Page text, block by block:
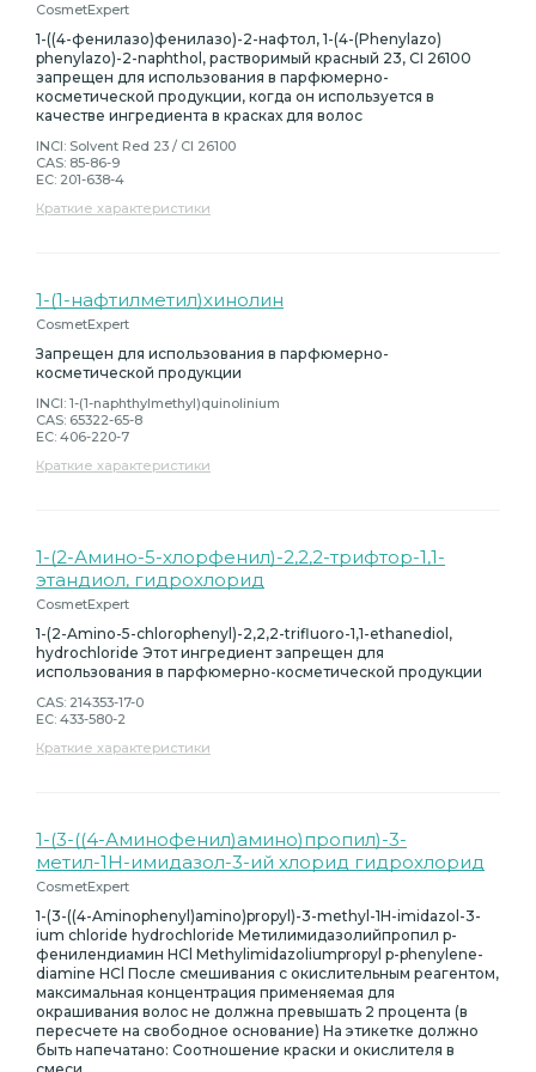
CosmetExpert
1-((4-фенилазо)фенилазо)-2-нафтол, 1-(4-(Phenylazo)
phenylazo)-2-naphthol, растворимый красный 23, CI 26100
запрещен для использования в парфюмерно-
косметической продукции, когда он используется в
качестве ингредиента в красках для волос
INCI: Solvent Red 23 / CI 26100
CAS: 85-86-9
EC: 201-638-4
Краткие характеристики
1-(1-нафтилметил)хинолин
CosmetExpert
Запрещен для использования в парфюмерно-
косметической продукции
INCI: 1-(1-naphthylmethyl)quinolinium
CAS: 65322-65-8
EC: 406-220-7
Краткие характеристики
1-(2-Амино-5-хлорфенил)-2,2,2-трифтор-1,1-
этандиол, гидрохлорид
CosmetExpert
1-(2-Amino-5-chlorophenyl)-2,2,2-trifluoro-1,1-ethanediol,
hydrochloride Этот ингредиент запрещен для
использования в парфюмерно-косметической продукции
CAS: 214353-17-0
EC: 433-580-2
Краткие характеристики
1-(3-((4-Аминофенил)амино)пропил)-3-
метил-1H-имидазол-3-ий хлорид гидрохлорид
CosmetExpert
1-(3-((4-Aminophenyl)amino)propyl)-3-methyl-1H-imidazol-3-
ium chloride hydrochloride Метилимидазолийпропил p-
фенилендиамин HCl Methylimidazoliumpropyl p-phenylene-
diamine HCl После смешивания с окислительным реагентом,
максимальная концентрация применяемая для
окрашивания волос не должна превышать 2 процента (в
пересчете на свободное основание) На этикетке должно
быть напечатано: Соотношение краски и окислителя в